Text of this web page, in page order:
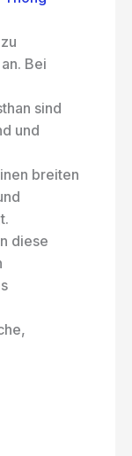
Bei
sind
und
breiten
diese